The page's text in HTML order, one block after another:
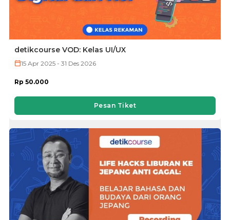
detikcourse VOD: Kelas UI/UX
15 Apr 2025 - 31 Des 2026
Rp 50.000
Pesan Tiket